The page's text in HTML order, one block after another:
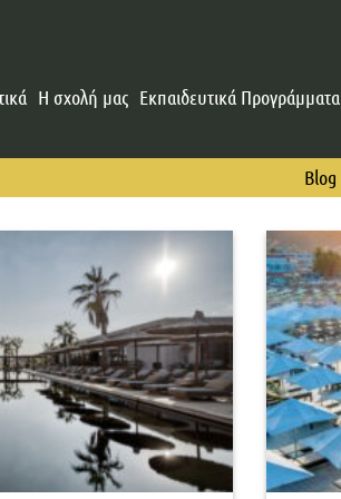
Η σχολή μας Εκπαιδευτικά Προγράμματα
Blog